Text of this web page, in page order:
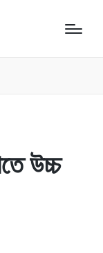
উচ্চ